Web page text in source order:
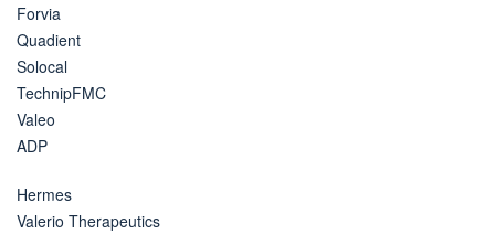
Forvia
Quadient
Solocal
TechnipFMC
Valeo
ADP
Hermes
Valerio Therapeutics